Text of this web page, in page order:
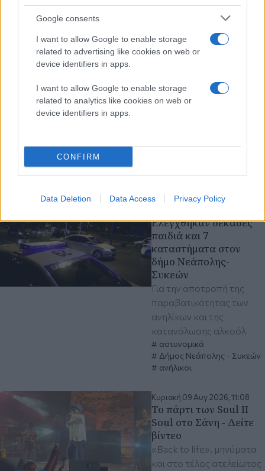
Google consents
I want to allow Google to enable storage
related to advertising like cookies on web or
device identifiers in apps.
I want to allow Google to enable storage
related to analytics like cookies on web or
device identifiers in apps.
CONFIRM
Data Deletion Data Access Privacy Policy
δρόμοι, ΚΤΕΛ και
Καθυστερήσεις στα
Μάλγαρα
«Ουρές» στο τελωνείο
Ευ΄ζώνων - Με χαμηλές
ΚΤΕΛ
Κυριακή 09 Αυγ 2026, 11:30
Ελέγχθηκαν δεκάδες
παιδιά και 7
καταστήματα στον
δήμο Νεάπολης-
Συκεών
Για την αποτροπή της
παραβατικότητας των
ανηλίκων και της
κατανάλωσης αλκοόλ
αστυνομικά
Δήμος Νεάπολης - Συκεών
ανήλικοι
Κυριακή 09 Αυγ 2026, 11:08
Το πάρτι των Soul II
Soul στο Σάνη - Δείτε
βίντεο
«Back to life», μηνύματα
και στο τέλος ατελείωτος